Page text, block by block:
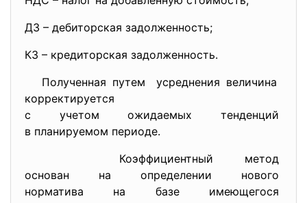
ДЗ – дебиторская задолженность;
КЗ – кредиторская задолженность.
Полученная путем усреднения величина
корректируется
с учетом ожидаемых тенденций
в планируемом периоде.
Коэффициентный метод
основан на определении нового
норматива на базе имеющегося